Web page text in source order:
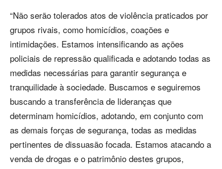
“Não serão tolerados atos de violência praticados por
grupos rivais, como homicídios, coações e
intimidações. Estamos intensificando as ações
policiais de repressão qualificada e adotando todas as
medidas necessárias para garantir segurança e
tranquilidade à sociedade. Buscamos e seguiremos
buscando a transferência de lideranças que
determinam homicídios, adotando, em conjunto com
as demais forças de segurança, todas as medidas
pertinentes de dissuasão focada. Estamos atacando a
venda de drogas e o patrimônio destes grupos,